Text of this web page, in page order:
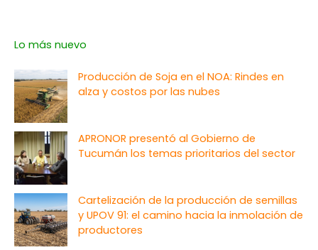
Lo más nuevo
Producción de Soja en el NOA: Rindes en
alza y costos por las nubes
APRONOR presentó al Gobierno de
Tucumán los temas prioritarios del sector
Cartelización de la producción de semillas
y UPOV 91: el camino hacia la inmolación de
productores